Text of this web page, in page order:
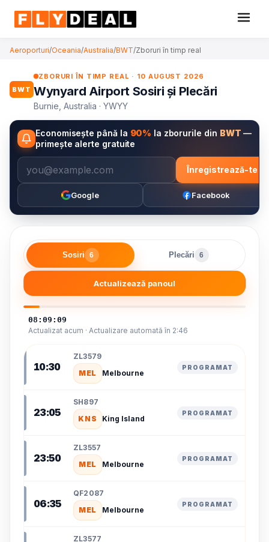
Aeroporturi/Oceania/Australia/BWT/Zboruri în timp real
BWT
ZBORURI ÎN TIMP REAL · 10 AUGUST 2026
Wynyard Airport Sosiri și Plecări
Burnie, Australia · YWYY
Economisește până la 90% la zborurile din BWT —
primește alerte gratuite
Înregistrează-te
Google Facebook
Sosiri 6 Plecări 6
Actualizează panoul
08:09:09
Actualizat acum · Actualizare automată în 2:46
10:30
ZL3579
MEL
Melbourne
PROGRAMAT
23:05
SH897
KNS
King Island
PROGRAMAT
23:50
ZL3557
MEL
Melbourne
PROGRAMAT
06:35
QF2087
MEL
Melbourne
PROGRAMAT
ZL3577